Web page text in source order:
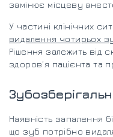
замінює місцеву
У частині клінічних
видалення чотирьох
Рішення залежить від
здоров’я пацієнта та
Наявність запалення
що зуб потрібно